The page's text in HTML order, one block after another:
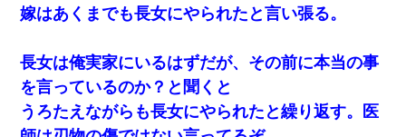
嫁はあくまでも長女にやられたと言い張る。
長女は俺実家にいるはずだが、その前に本当の事
を言っているのか？と聞くと
うろたえながらも長女にやられたと繰り返す。医